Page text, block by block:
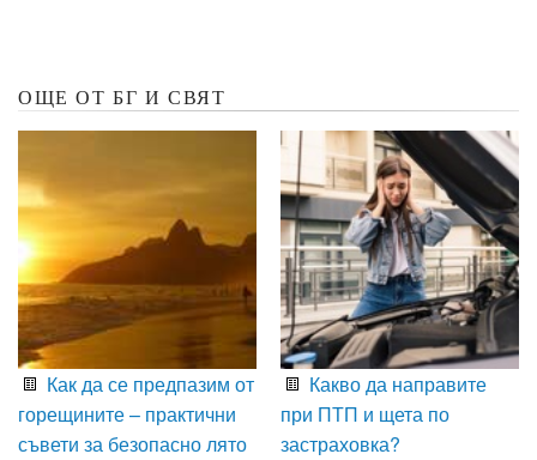
ОЩЕ ОТ БГ И СВЯТ
Как да се предпазим от
горещините – практични
съвети за безопасно лято
Какво да направите
при ПТП и щета по
застраховка?